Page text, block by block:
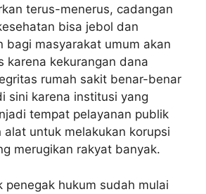
terus-menerus, cadangan
bisa jebol dan
bagi masyarakat umum akan
karena kekurangan dana
rumah sakit benar-benar
sini karena institusi yang
tempat pelayanan publik
alat untuk melakukan korupsi
merugikan rakyat banyak.
penegak hukum sudah mulai